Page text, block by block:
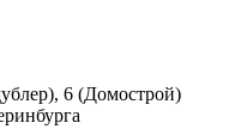
6 (Домострой)